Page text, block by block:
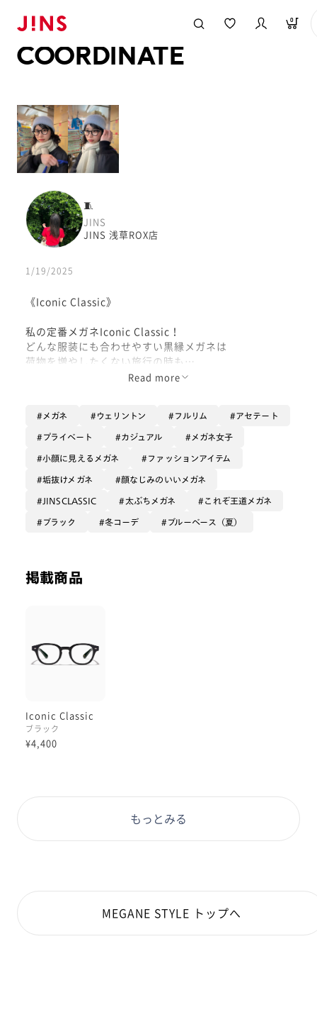
0
COORDINATE
🧵
JINS
JINS 浅草ROX店
1/19/2025
《Iconic Classic》
私の定番メガネIconic Classic！
どんな服装にも合わせやすい黒縁メガネは
荷物を増やしたくない旅行の時も
一本持っていれば困らないです！✈️
絶妙な厚みでかわいい！！
私がよくするブラック×カラーのコーデに
ベストマッチします💪
ぜひお試しください！
Read more
メガネ ウェリントン フルリム アセテート
プライベート カジュアル メガネ女子
小顔に見えるメガネ ファッションアイテム
垢抜けメガネ 顔なじみのいいメガネ
JINSCLASSIC 太ぶちメガネ これぞ王道メガネ
ブラック 冬コーデ ブルーベース（夏）
掲載商品
Iconic Classic
ブラック
¥4,400
もっとみる
MEGANE STYLE トップへ